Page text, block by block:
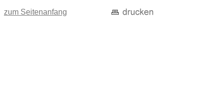
zum Seitenanfang